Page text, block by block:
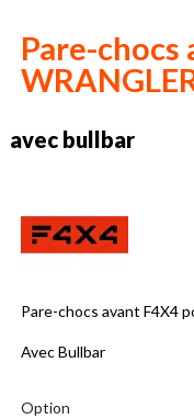
Pare-chocs
avec bullbar
Pare-chocs avant F4X4
Avec Bullbar
Option